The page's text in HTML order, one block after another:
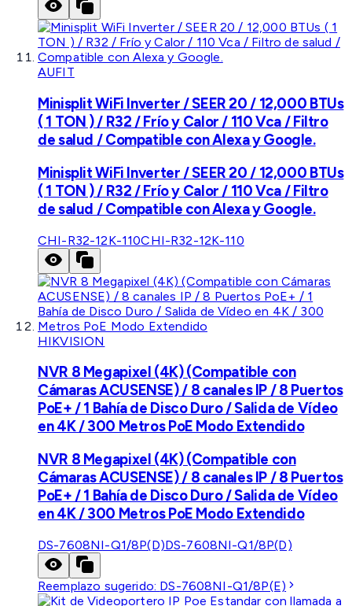
AUFIT
Minisplit WiFi Inverter / SEER 20 / 12,000 BTUs
( 1 TON ) / R32 / Frío y Calor / 110 Vca / Filtro
de salud / Compatible con Alexa y Google.
Minisplit WiFi Inverter / SEER 20 / 12,000 BTUs
( 1 TON ) / R32 / Frío y Calor / 110 Vca / Filtro
de salud / Compatible con Alexa y Google.
CHI-R32-12K-110CHI-R32-12K-110
HIKVISION
NVR 8 Megapixel (4K) (Compatible con
Cámaras ACUSENSE) / 8 canales IP / 8 Puertos
PoE+ / 1 Bahía de Disco Duro / Salida de Vídeo
en 4K / 300 Metros PoE Modo Extendido
NVR 8 Megapixel (4K) (Compatible con
Cámaras ACUSENSE) / 8 canales IP / 8 Puertos
PoE+ / 1 Bahía de Disco Duro / Salida de Vídeo
en 4K / 300 Metros PoE Modo Extendido
DS-7608NI-Q1/8P(D)DS-7608NI-Q1/8P(D)
Reemplazo sugerido: DS-7608NI-Q1/8P(E)